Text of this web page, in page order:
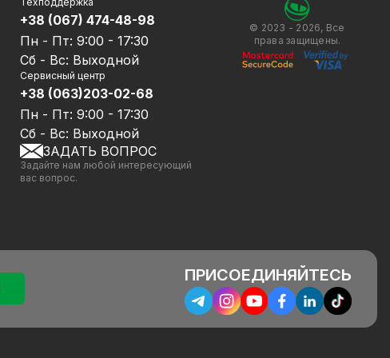
+38 (067) 474-48-98
Пн - Пт: 9:00 - 17:30
Сб - Вс: Выходной
Сервисный центр
+38 (063)203-02-68
Пн - Пт: 9:00 - 17:30
Сб - Вс: Выходной
ЗАДАТЬ ВОПРОС
Задайте нам любой интересующий
вас вопрос.
© 2023 - 2026, Все
права защищены.
ПРИСОЕДИНЯЙТЕСЬ